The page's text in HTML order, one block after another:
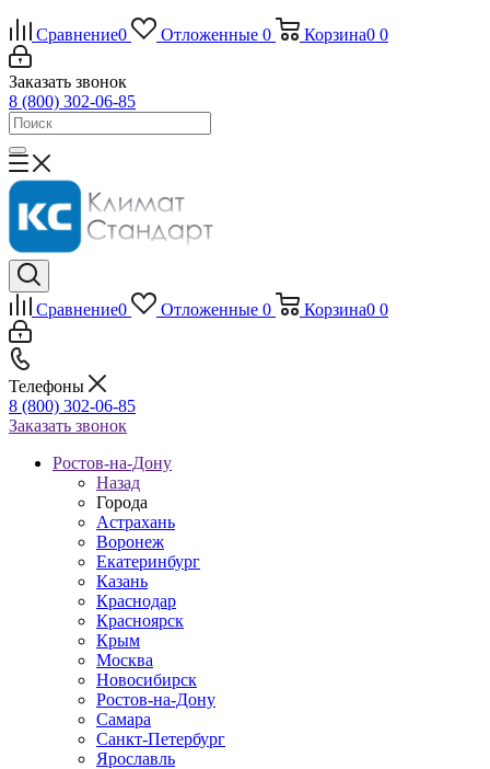
Сравнение0 Отложенные 0 Корзина0 0
Заказать звонок
8 (800) 302-06-85
Сравнение0 Отложенные 0 Корзина0 0
Телефоны
8 (800) 302-06-85
Заказать звонок
Ростов-на-Дону
Назад
Города
Астрахань
Воронеж
Екатеринбург
Казань
Краснодар
Красноярск
Крым
Москва
Новосибирск
Ростов-на-Дону
Самара
Санкт-Петербург
Ярославль